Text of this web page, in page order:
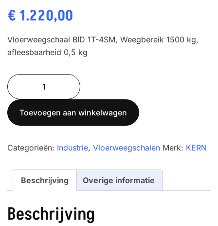
€ 1.220,00
Vloerweegschaal BID 1T-4SM, Weegbereik 1500 kg,
afleesbaarheid 0,5 kg
Vloerweegschaal
KERN
BID
1T-
aantal
Toevoegen aan winkelwagen
Categorieën: Industrie, Vloerweegschalen Merk: KERN
Beschrijving Overige informatie
Beschrijving